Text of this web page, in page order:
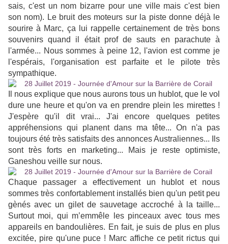
sais, c'est un nom bizarre pour une ville mais c'est bien
son nom). Le bruit des moteurs sur la piste donne déjà le
sourire à Marc, ça lui rappelle certainement de très bons
souvenirs quand il était prof de sauts en parachute à
l'armée... Nous sommes à peine 12, l'avion est comme je
l'espérais, l'organisation est parfaite et le pilote très
sympathique.
Il nous explique que nous aurons tous un hublot, que le vol
dure une heure et qu'on va en prendre plein les mirettes !
J'espère qu'il dit vrai... J'ai encore quelques petites
appréhensions qui planent dans ma tête... On n'a pas
toujours été très satisfaits des annonces Australiennes... Ils
sont très forts en marketing... Mais je reste optimiste,
Ganeshou veille sur nous.
Chaque passager a effectivement un hublot et nous
sommes très confortablement installés bien qu'un petit peu
gènés avec un gilet de sauvetage accroché à la taille...
Surtout moi, qui m’emmêle les pinceaux avec tous mes
appareils en bandoulières. En fait, je suis de plus en plus
excitée, pire qu'une puce ! Marc affiche ce petit rictus qui